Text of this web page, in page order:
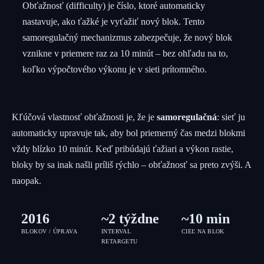
Obťažnosť (difficulty) je číslo, ktoré automaticky
nastavuje, ako ťažké je vyťažiť nový blok. Tento
samoregulačný mechanizmus zabezpečuje, že nový blok
vznikne v priemere raz za 10 minút – bez ohľadu na to,
koľko výpočtového výkonu je v sieti prítomného.
Kľúčová vlastnosť obťažnosti je, že je samoregulačná: sieť ju
automaticky upravuje tak, aby bol priemerný čas medzi blokmi
vždy blízko 10 minút. Keď pribúdajú ťažiari a výkon rastie,
bloky by sa inak našli príliš rýchlo – obťažnosť sa preto zvýši. A
naopak.
2016
BLOKOV / ÚPRAVA
~2 týždne
INTERVAL
RETARGETU
~10 min
CIEĽ NA BLOK